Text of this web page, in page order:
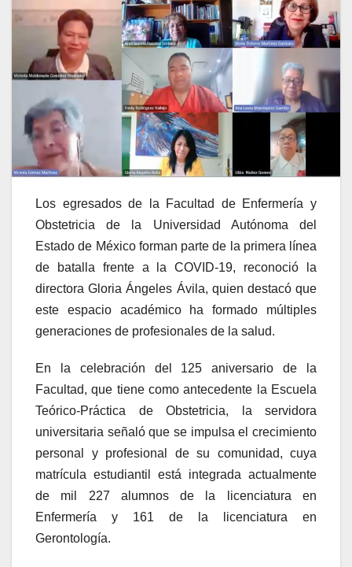
Los egresados de la Facultad de Enfermería y
Obstetricia de la Universidad Autónoma del
Estado de México forman parte de la primera línea
de batalla frente a la COVID-19, reconoció la
directora Gloria Ángeles Ávila, quien destacó que
este espacio académico ha formado múltiples
generaciones de profesionales de la salud.
En la celebración del 125 aniversario de la
Facultad, que tiene como antecedente la Escuela
Teórico-Práctica de Obstetricia, la servidora
universitaria señaló que se impulsa el crecimiento
personal y profesional de su comunidad, cuya
matrícula estudiantil está integrada actualmente
de mil 227 alumnos de la licenciatura en
Enfermería y 161 de la licenciatura en
Gerontología.